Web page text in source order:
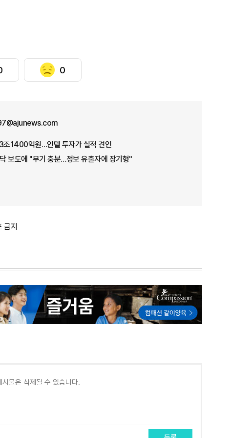
0
조1400억원…인텔 투자가 실적 견인
보도에 "무기 충분…정보 유출자에 장기형"
금지